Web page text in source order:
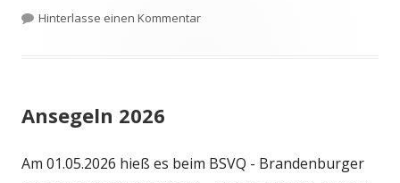
am
Hinterlasse einen Kommentarzu Deutscher Vizemeister O-Jollen
Ansegeln 2026
Am 01.05.2026 hieß es beim BSVQ - Brandenburger